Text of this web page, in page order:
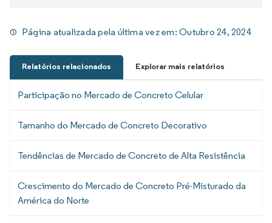
Página atualizada pela última vez em:Outubro 24, 2024
Relatórios relacionados Explorar mais relatórios
Participação no Mercado de Concreto Celular
Tamanho do Mercado de Concreto Decorativo
Tendências de Mercado de Concreto de Alta Resistência
Crescimento do Mercado de Concreto Pré-Misturado da
América do Norte